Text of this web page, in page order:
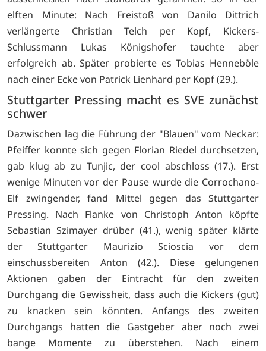
elften Minute: Nach Freistoß von Danilo Dittrich
verlängerte Christian Telch per Kopf, Kickers-
Schlussmann Lukas Königshofer tauchte aber
erfolgreich ab. Später probierte es Tobias Henneböle
nach einer Ecke von Patrick Lienhard per Kopf (29.).
Stuttgarter Pressing macht es SVE zunächst
schwer
Dazwischen lag die Führung der "Blauen" vom Neckar:
Pfeiffer konnte sich gegen Florian Riedel durchsetzen,
gab klug ab zu Tunjic, der cool abschloss (17.). Erst
wenige Minuten vor der Pause wurde die Corrochano-
Elf zwingender, fand Mittel gegen das Stuttgarter
Pressing. Nach Flanke von Christoph Anton köpfte
Sebastian Szimayer drüber (41.), wenig später klärte
der Stuttgarter Maurizio Scioscia vor dem
einschussbereiten Anton (42.). Diese gelungenen
Aktionen gaben der Eintracht für den zweiten
Durchgang die Gewissheit, dass auch die Kickers (gut)
zu knacken sein könnten. Anfangs des zweiten
Durchgangs hatten die Gastgeber aber noch zwei
bange Momente zu überstehen. Nach einem